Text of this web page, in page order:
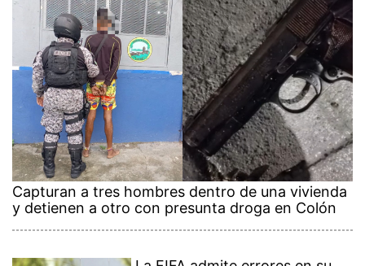
Capturan a tres hombres dentro de una vivienda
y detienen a otro con presunta droga en Colón